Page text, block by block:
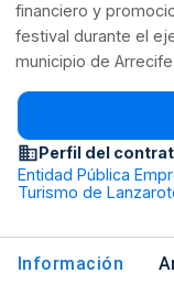
financiero y
festival durante el
municipio de Arrecife.
Perfil del
Entidad Pública
Turismo de
Información